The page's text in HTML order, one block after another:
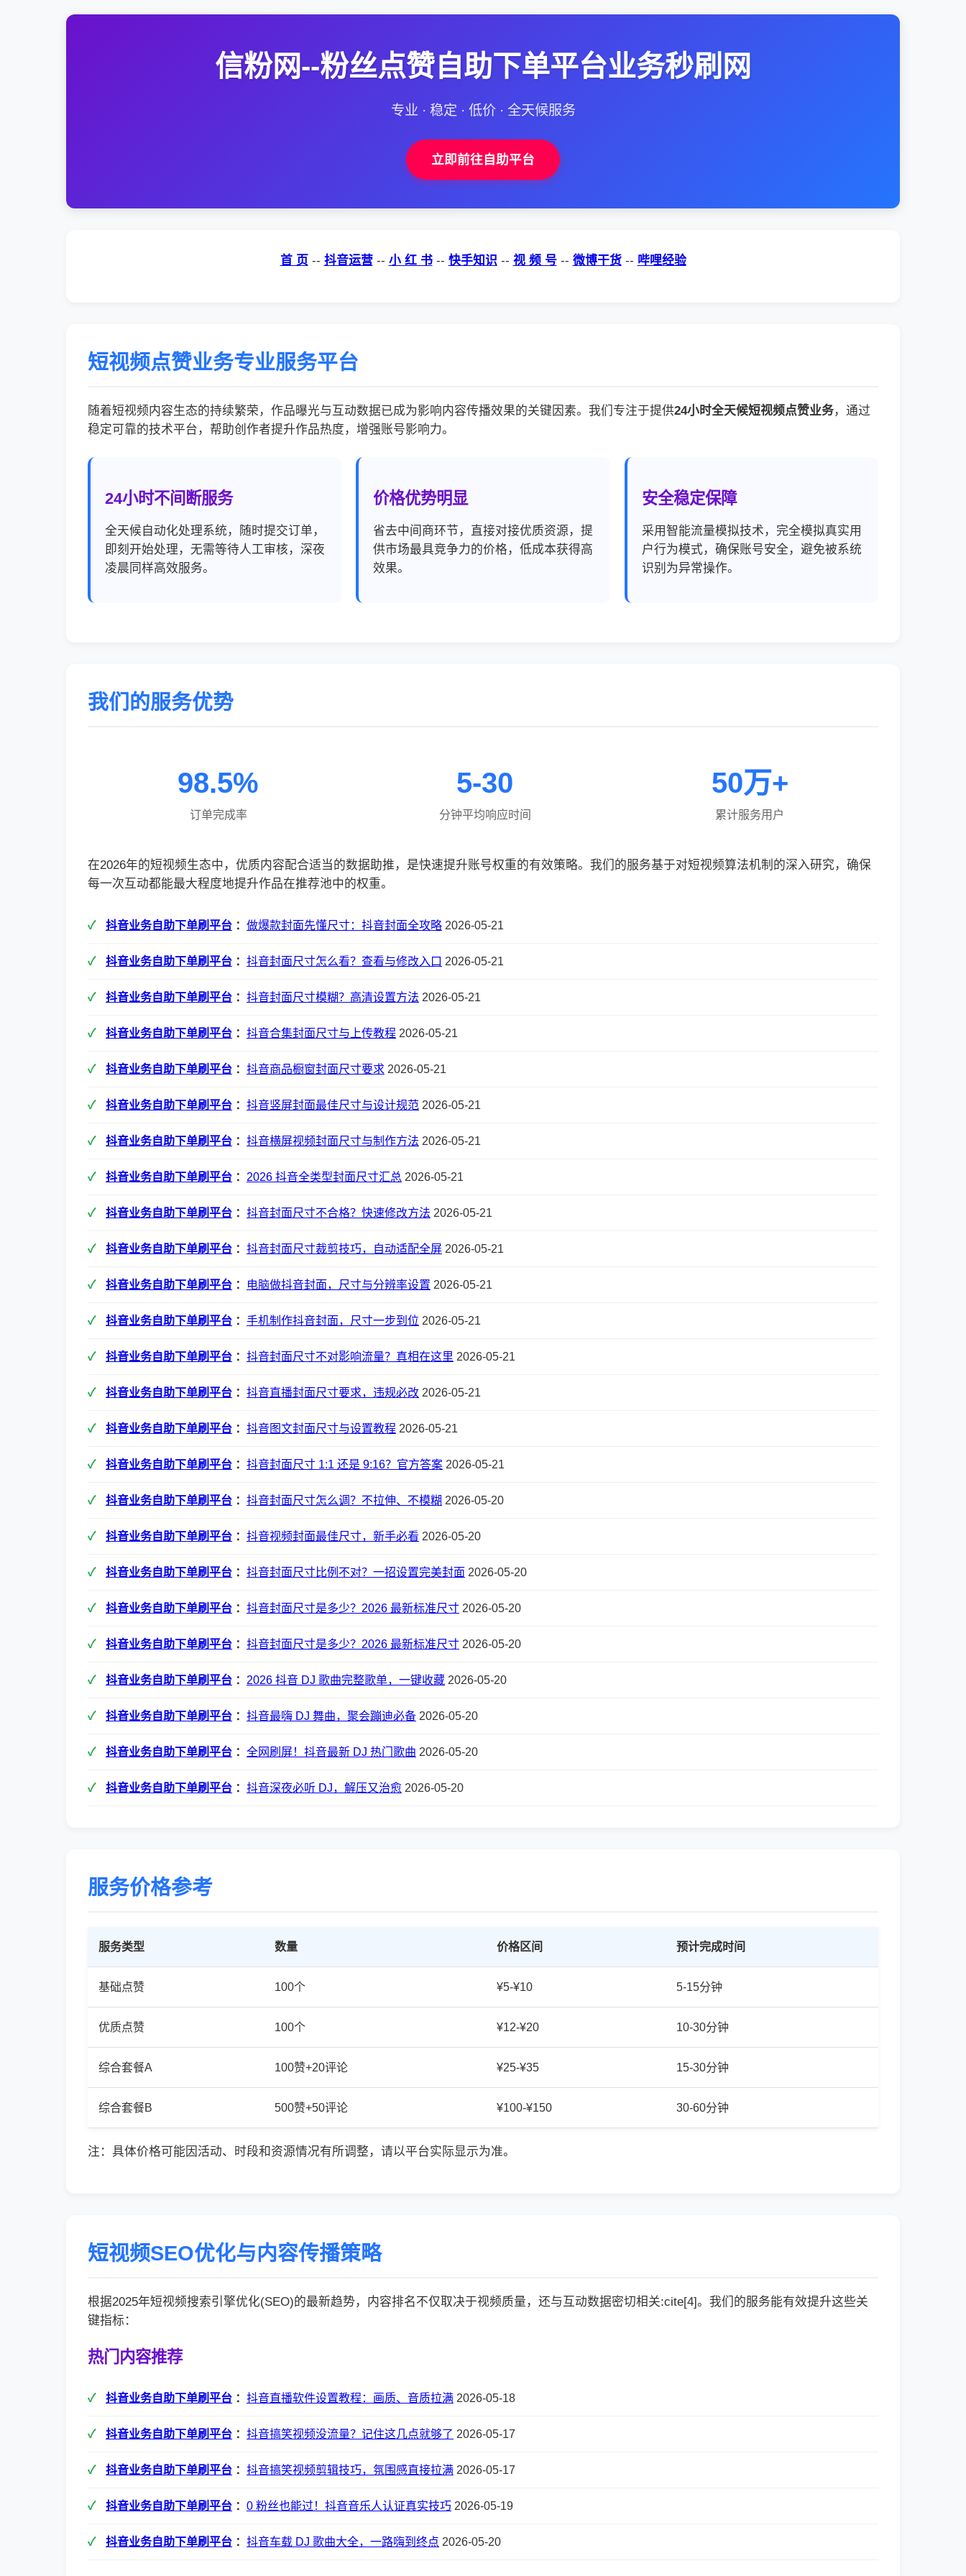
信粉网--粉丝点赞自助下单平台业务秒刷网
专业 · 稳定 · 低价 · 全天候服务
立即前往自助平台
首 页 -- 抖音运营 -- 小 红 书 -- 快手知识 -- 视 频 号 -- 微博干货 -- 哔哩经验
短视频点赞业务专业服务平台
随着短视频内容生态的持续繁荣，作品曝光与互动数据已成为影响内容传播效果的关键因素。我们专注于提供24小时全天候短视频点赞业务，通过
稳定可靠的技术平台，帮助创作者提升作品热度，增强账号影响力。
24小时不间断服务
全天候自动化处理系统，随时提交订单，
即刻开始处理，无需等待人工审核，深夜
凌晨同样高效服务。
价格优势明显
省去中间商环节，直接对接优质资源，提
供市场最具竞争力的价格，低成本获得高
效果。
安全稳定保障
采用智能流量模拟技术，完全模拟真实用
户行为模式，确保账号安全，避免被系统
识别为异常操作。
我们的服务优势
98.5%
订单完成率
5-30
分钟平均响应时间
50万+
累计服务用户
在2026年的短视频生态中，优质内容配合适当的数据助推，是快速提升账号权重的有效策略。我们的服务基于对短视频算法机制的深入研究，确保
每一次互动都能最大程度地提升作品在推荐池中的权重。
抖音业务自助下单刷平台 ： 做爆款封面先懂尺寸：抖音封面全攻略 2026-05-21
抖音业务自助下单刷平台 ： 抖音封面尺寸怎么看？查看与修改入口 2026-05-21
抖音业务自助下单刷平台 ： 抖音封面尺寸模糊？高清设置方法 2026-05-21
抖音业务自助下单刷平台 ： 抖音合集封面尺寸与上传教程 2026-05-21
抖音业务自助下单刷平台 ： 抖音商品橱窗封面尺寸要求 2026-05-21
抖音业务自助下单刷平台 ： 抖音竖屏封面最佳尺寸与设计规范 2026-05-21
抖音业务自助下单刷平台 ： 抖音横屏视频封面尺寸与制作方法 2026-05-21
抖音业务自助下单刷平台 ： 2026 抖音全类型封面尺寸汇总 2026-05-21
抖音业务自助下单刷平台 ： 抖音封面尺寸不合格？快速修改方法 2026-05-21
抖音业务自助下单刷平台 ： 抖音封面尺寸裁剪技巧，自动适配全屏 2026-05-21
抖音业务自助下单刷平台 ： 电脑做抖音封面，尺寸与分辨率设置 2026-05-21
抖音业务自助下单刷平台 ： 手机制作抖音封面，尺寸一步到位 2026-05-21
抖音业务自助下单刷平台 ： 抖音封面尺寸不对影响流量？真相在这里 2026-05-21
抖音业务自助下单刷平台 ： 抖音直播封面尺寸要求，违规必改 2026-05-21
抖音业务自助下单刷平台 ： 抖音图文封面尺寸与设置教程 2026-05-21
抖音业务自助下单刷平台 ： 抖音封面尺寸 1:1 还是 9:16？官方答案 2026-05-21
抖音业务自助下单刷平台 ： 抖音封面尺寸怎么调？不拉伸、不模糊 2026-05-20
抖音业务自助下单刷平台 ： 抖音视频封面最佳尺寸，新手必看 2026-05-20
抖音业务自助下单刷平台 ： 抖音封面尺寸比例不对？一招设置完美封面 2026-05-20
抖音业务自助下单刷平台 ： 抖音封面尺寸是多少？2026 最新标准尺寸 2026-05-20
抖音业务自助下单刷平台 ： 抖音封面尺寸是多少？2026 最新标准尺寸 2026-05-20
抖音业务自助下单刷平台 ： 2026 抖音 DJ 歌曲完整歌单，一键收藏 2026-05-20
抖音业务自助下单刷平台 ： 抖音最嗨 DJ 舞曲，聚会蹦迪必备 2026-05-20
抖音业务自助下单刷平台 ： 全网刷屏！抖音最新 DJ 热门歌曲 2026-05-20
抖音业务自助下单刷平台 ： 抖音深夜必听 DJ，解压又治愈 2026-05-20
服务价格参考
服务类型 数量 价格区间 预计完成时间
基础点赞 100个 ¥5-¥10 5-15分钟
优质点赞 100个 ¥12-¥20 10-30分钟
综合套餐A 100赞+20评论 ¥25-¥35 15-30分钟
综合套餐B 500赞+50评论 ¥100-¥150 30-60分钟
注：具体价格可能因活动、时段和资源情况有所调整，请以平台实际显示为准。
短视频SEO优化与内容传播策略
根据2025年短视频搜索引擎优化(SEO)的最新趋势，内容排名不仅取决于视频质量，还与互动数据密切相关:cite[4]。我们的服务能有效提升这些关
键指标：
热门内容推荐
抖音业务自助下单刷平台 ： 抖音直播软件设置教程：画质、音质拉满 2026-05-18
抖音业务自助下单刷平台 ： 抖音搞笑视频没流量？记住这几点就够了 2026-05-17
抖音业务自助下单刷平台 ： 抖音搞笑视频剪辑技巧，氛围感直接拉满 2026-05-17
抖音业务自助下单刷平台 ： 0 粉丝也能过！抖音音乐人认证真实技巧 2026-05-19
抖音业务自助下单刷平台 ： 抖音车载 DJ 歌曲大全，一路嗨到终点 2026-05-20